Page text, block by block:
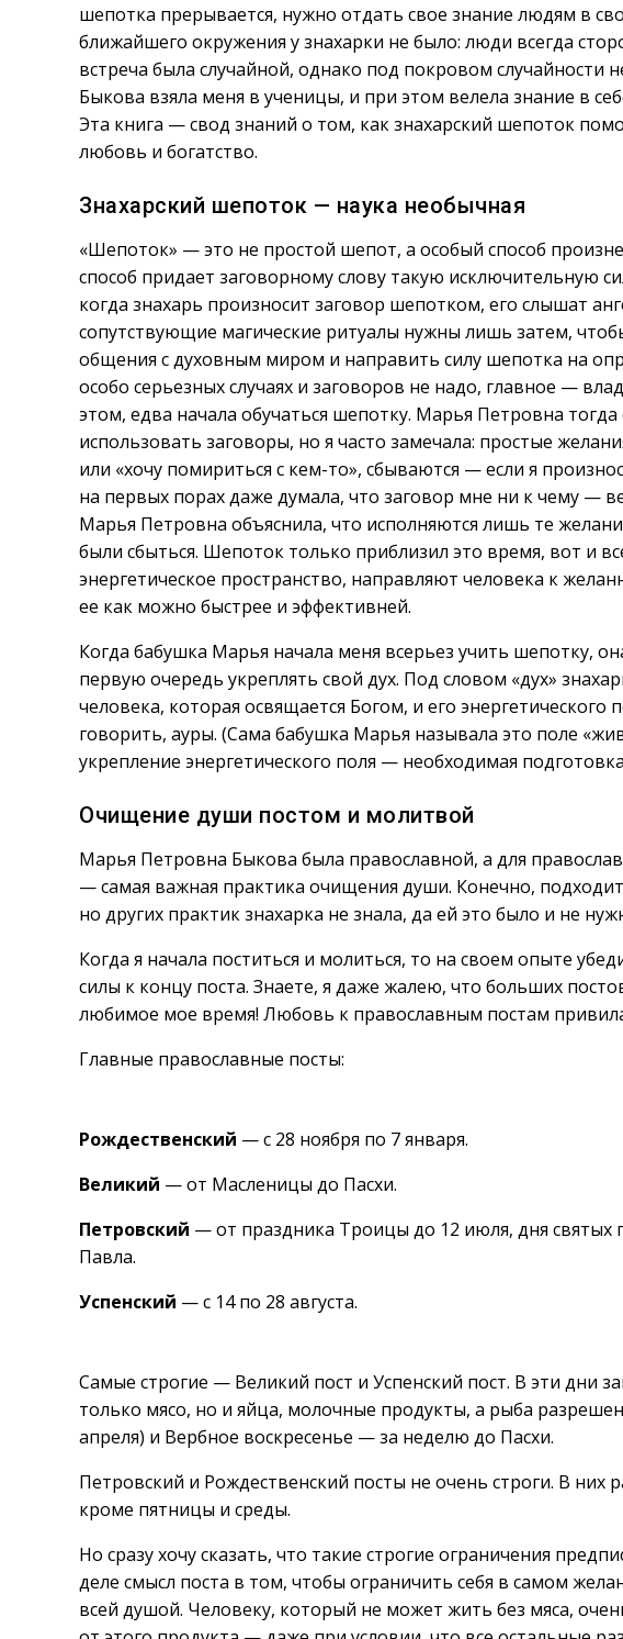
шепотка прерывается, нужно отдать свое знание людям в
ближайшего окружения у знахарки не было: люди всегда
встреча была случайной, однако под покровом случайности
Быкова взяла меня в ученицы, и при этом велела знание в
Эта книга — свод знаний о том, как знахарский шепоток
любовь и богатство.
Знахарский шепоток — наука необычная
«Шепоток» — это не простой шепот, а особый способ
способ придает заговорному слову такую исключительную
когда знахарь произносит заговор шепотком, его слышат
сопутствующие магические ритуалы нужны лишь затем,
общения с духовным миром и направить силу шепотка на
особо серьезных случаях и заговоров не надо, главное —
этом, едва начала обучаться шепотку. Марья Петровна
использовать заговоры, но я часто замечала: простые
или «хочу помириться с кем-то», сбываются — если я
на первых порах даже думала, что заговор мне ни к чему —
Марья Петровна объяснила, что исполняются лишь те
были сбыться. Шепоток только приблизил это время, вот и
энергетическое пространство, направляют человека к
ее как можно быстрее и эффективней.
Когда бабушка Марья начала меня всерьез учить шепотку,
первую очередь укреплять свой дух. Под словом «дух»
человека, которая освящается Богом, и его энергетического
говорить, ауры. (Сама бабушка Марья называла это поле
укрепление энергетического поля — необходимая
Очищение души постом и молитвой
Марья Петровна Быкова была православной, а для
— самая важная практика очищения души. Конечно,
но других практик знахарка не знала, да ей это было и не
Когда я начала поститься и молиться, то на своем опыте
силы к концу поста. Знаете, я даже жалею, что больших
любимое мое время! Любовь к православным постам
Главные православные посты:
Рождественский — с 28 ноября по 7 января.
Великий — от Масленицы до Пасхи.
Петровский — от праздника Троицы до 12 июля, дня святых
Павла.
Успенский — с 14 по 28 августа.
Самые строгие — Великий пост и Успенский пост. В эти дни
только мясо, но и яйца, молочные продукты, а рыба
апреля) и Вербное воскресенье — за неделю до Пасхи.
Петровский и Рождественский посты не очень строги. В них
кроме пятницы и среды.
Но сразу хочу сказать, что такие строгие ограничения
деле смысл поста в том, чтобы ограничить себя в самом
всей душой. Человеку, который не может жить без мяса,